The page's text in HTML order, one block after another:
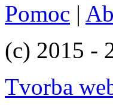
Pomoc |
(c) 2015 -
Tvorba